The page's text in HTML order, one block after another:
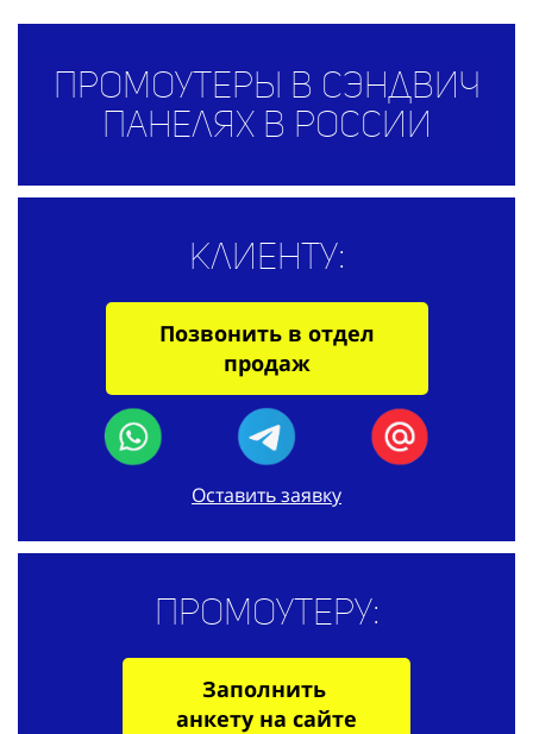
Промоутеры в сэндвич
панелях в России
Клиенту:
Позвонить в отдел
продаж
Оставить заявку
Промоутеру:
Заполнить
анкету на сайте